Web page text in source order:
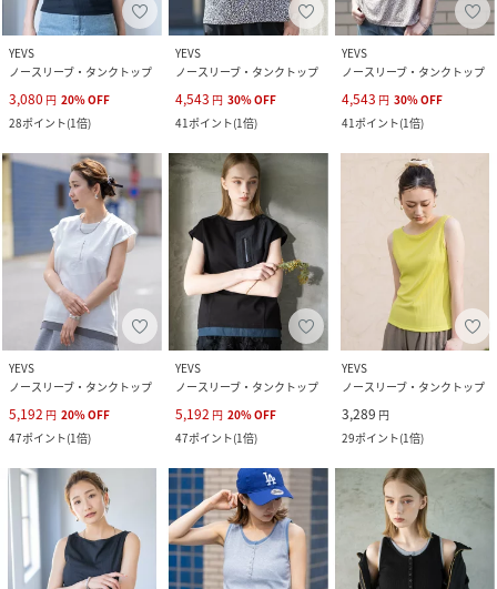
YEVS
ノースリーブ・タンクトップ
3,080 円 20%OFF
28ポイント(1倍)
YEVS
ノースリーブ・タンクトップ
4,543 円 30%OFF
41ポイント(1倍)
YEVS
ノースリーブ・タンクトップ
4,543 円 30%OFF
41ポイント(1倍)
YEVS
ノースリーブ・タンクトップ
5,192 円 20%OFF
47ポイント(1倍)
YEVS
ノースリーブ・タンクトップ
5,192 円 20%OFF
47ポイント(1倍)
YEVS
ノースリーブ・タンクトップ
3,289 円
29ポイント(1倍)